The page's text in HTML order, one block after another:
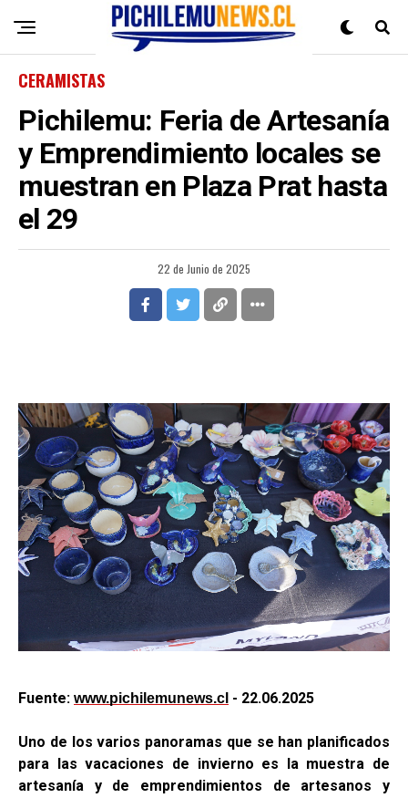
CERAMISTAS
Pichilemu: Feria de Artesanía
y Emprendimiento locales se
muestran en Plaza Prat hasta
el 29
22 de Junio de 2025
Fuente: www.pichilemunews.cl - 22.06.2025
Uno de los varios panoramas que se han planificados
para las vacaciones de invierno es la muestra de
artesanía y de emprendimientos de artesanos y